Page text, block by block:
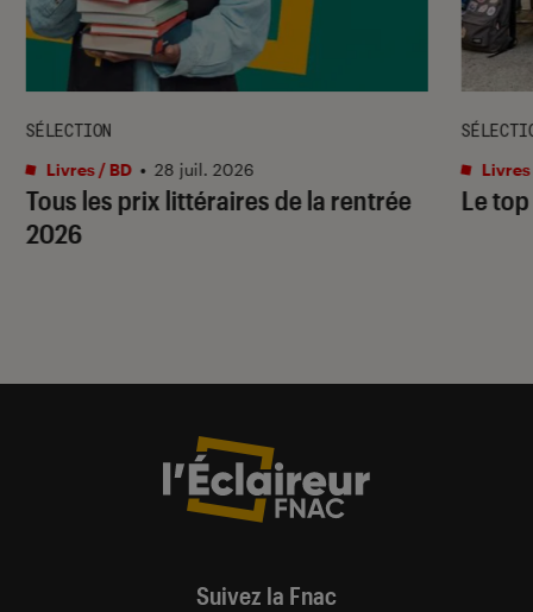
Tous les prix littéraires de la rentrée
2026
SÉLECTION
Livres / BD • 28 juil. 2026
Le
Livres
Suivez la Fnac